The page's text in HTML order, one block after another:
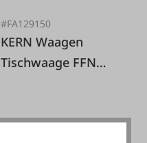
#FA129150
KERN Waagen
Tischwaage FFN